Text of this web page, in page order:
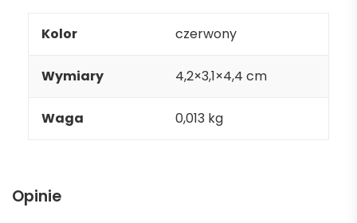
Kolor czerwony
Wymiary 4,2×3,1×4,4 cm
Waga 0,013 kg
Opinie